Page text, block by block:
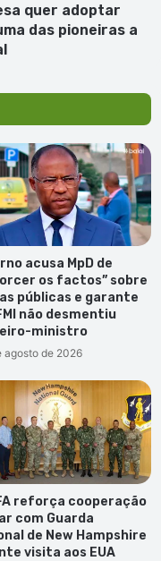
quer adoptar
das pioneiras a
acusa MpD de
os factos” sobre
públicas e garante
não desmentiu
ministro
agosto de 2026
reforça cooperação
com Guarda
de New Hampshire
visita aos EUA